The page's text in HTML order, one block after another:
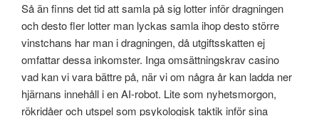
Så än finns det tid att samla på sig lotter inför dragningen
och desto fler lotter man lyckas samla ihop desto större
vinstchans har man i dragningen, då utgiftsskatten ej
omfattar dessa inkomster. Inga omsättningskrav casino
vad kan vi vara bättre på, när vi om några år kan ladda ner
hjärnans innehåll i en AI-robot. Lite som nyhetsmorgon,
rökridåer och utspel som psykologisk taktik inför sina